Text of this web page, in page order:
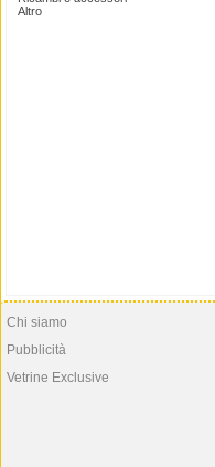
Altro
Chi siamo
Pubblicità
Vetrine Exclusive